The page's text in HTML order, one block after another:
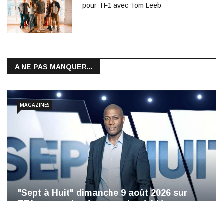
pour TF1 avec Tom Leeb
A NE PAS MANQUER...
"Sept à Huit" dimanche 9 août 2026 sur
MAGAZINES